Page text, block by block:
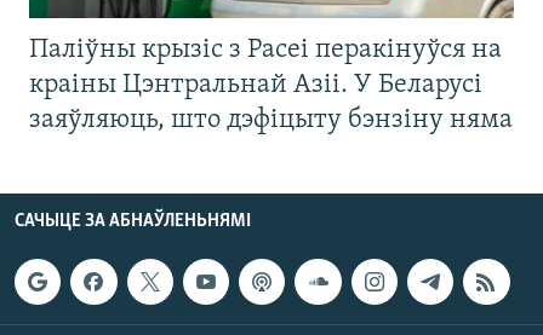
Паліўны крызіс з Расеі перакінуўся на
краіны Цэнтральнай Азіі. У Беларусі
заяўляюць, што дэфіцыту бэнзіну няма
САЧЫЦЕ ЗА АБНАЎЛЕНЬНЯМІ